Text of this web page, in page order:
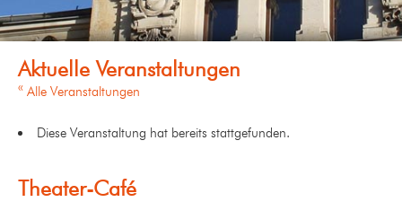
« Alle Veranstaltungen
Diese Veranstaltung hat bereits stattgefunden.
Theater-Café